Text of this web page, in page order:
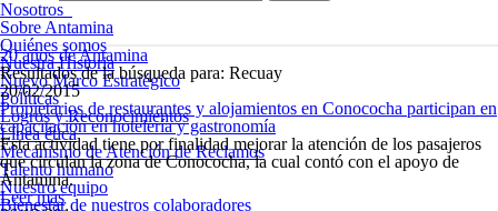
Nosotros
Sobre Antamina
Quiénes somos
Nuestra Historia
Nuevo Marco Estratégico
Políticas
Logros y Reconocimientos
Línea ética
Mecanismo de Atención de Reclamos
Talento humano
Nuestro equipo
Bienestar de nuestros colaboradores
20 años de Antamina
Resultados de la búsqueda para: Recuay
20/02/2015
Propietarios de restaurantes y alojamientos en Conococha participan en
capacitación en hotelería y gastronomía
Esta actividad tiene por finalidad mejorar la atención de los pasajeros
que circulan la zona de Conococha, la cual contó con el apoyo de
Antamina.
Leer más